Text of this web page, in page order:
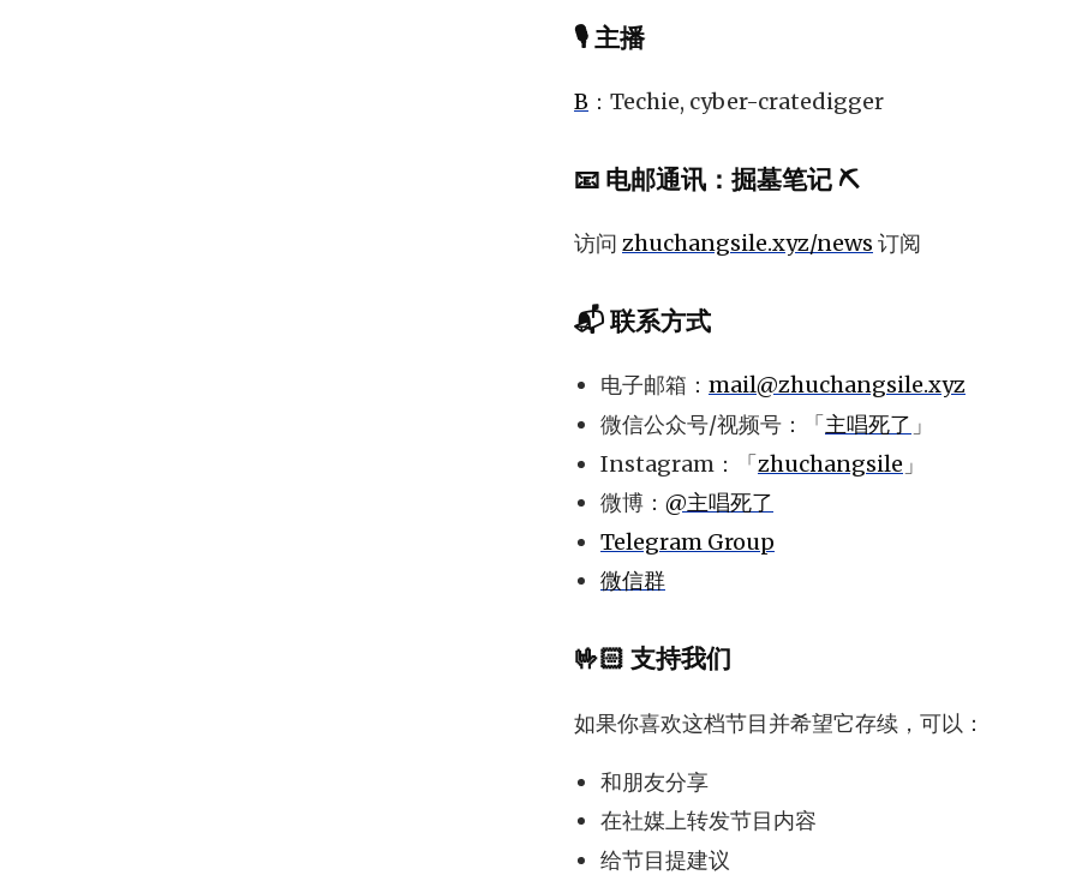
🎙 主播
B ：Techie, cyber-cratedigger
📧 电邮通讯 ： 掘墓笔记 ⛏️
访问 zhuchangsile.xyz/news 订阅
📬 联系方式
电子邮箱： mail@zhuchangsile.xyz
微信公众号/视频号：「主唱死了 」
Instagram：「zhuchangsile 」
微博： @主唱死了
Telegram Group
微信群
🤟🏻 支持我们
如果你喜欢这档节目并希望它存续，可以：
和朋友分享
在社媒上转发节目内容
给节目提建议